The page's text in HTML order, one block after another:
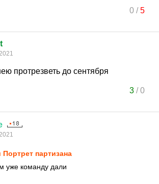
0/5
протрезветь до сентября
3/0
Портрет партизана
уже команду дали